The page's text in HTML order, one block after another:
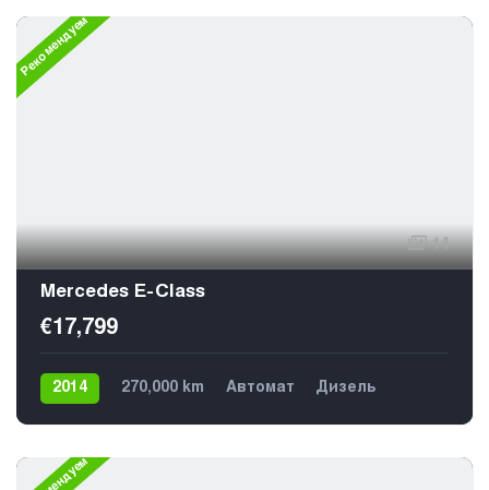
Рекомендуем
14
Mercedes E-Class
€17,799
2014 270,000 km Автомат
Дизель